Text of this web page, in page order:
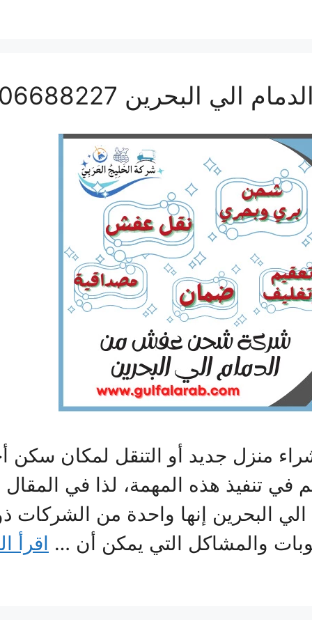
0506688227
منزل جديد أو التنقل لمكان سكن
تنفيذ هذه المهمة، لذا في
إنها واحدة من الشركات ذو
والمشاكل التي يمكن أن … اقرأ